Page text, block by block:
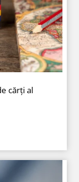
cărți al